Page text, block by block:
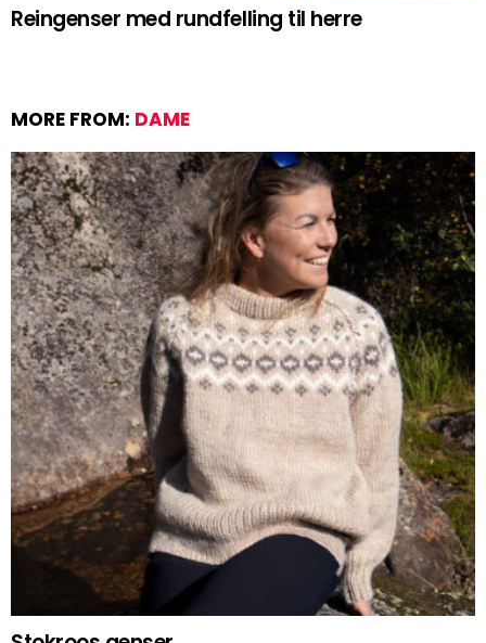
Reingenser med rundfelling til herre
MORE FROM: DAME